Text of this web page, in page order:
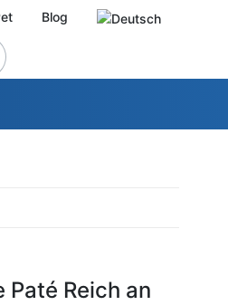
Blog
Paté Reich an